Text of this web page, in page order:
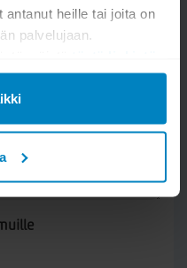
antanut heille tai joita on
palvelujaan.